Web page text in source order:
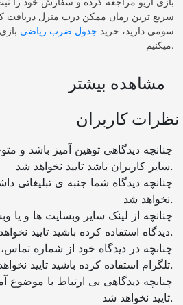
سریع ترین زمان ممکن درب منزل دریافت
سومی دارید، خرید جدول ضرب ریاضی
میکنیم.
مشاهده بیشتر
نظرات کاربران
سایر کاربران باشد تایید نخواهد شد.
نخواهد شد.
دیدگاه استفاده کرده باشید تایید نخواهد شد.
تلگرام استفاده کرده باشید تایید نخواهد شد.
چنانچه دیدگاهی بی ارتباط با
تایید نخواهد شد.